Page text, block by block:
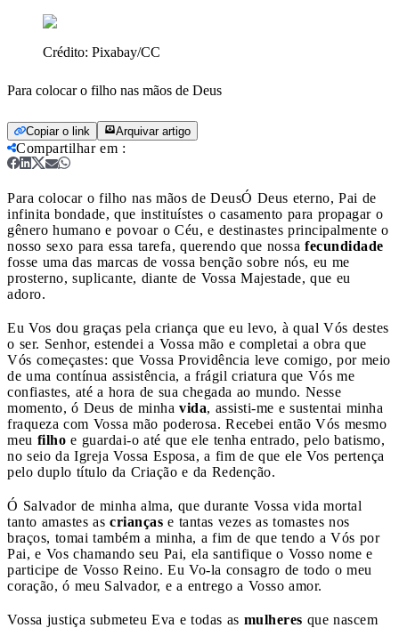
Crédito: Pixabay/CC
Para colocar o filho nas mãos de Deus
Copiar o link Arquivar artigo
Compartilhar em :
Para colocar o filho nas mãos de DeusÓ Deus eterno, Pai de
infinita bondade, que instituístes o casamento para propagar o
gênero humano e povoar o Céu, e destinastes principalmente o
nosso sexo para essa tarefa, querendo que nossa fecundidade
fosse uma das marcas de vossa benção sobre nós, eu me
prosterno, suplicante, diante de Vossa Majestade, que eu
adoro.
Eu Vos dou graças pela criança que eu levo, à qual Vós destes
o ser. Senhor, estendei a Vossa mão e completai a obra que
Vós começastes: que Vossa Providência leve comigo, por meio
de uma contínua assistência, a frágil criatura que Vós me
confiastes, até a hora de sua chegada ao mundo. Nesse
momento, ó Deus de minha vida, assisti-me e sustentai minha
fraqueza com Vossa mão poderosa. Recebei então Vós mesmo
meu filho e guardai-o até que ele tenha entrado, pelo batismo,
no seio da Igreja Vossa Esposa, a fim de que ele Vos pertença
pelo duplo título da Criação e da Redenção.
Ó Salvador de minha alma, que durante Vossa vida mortal
tanto amastes as crianças e tantas vezes as tomastes nos
braços, tomai também a minha, a fim de que tendo a Vós por
Pai, e Vos chamando seu Pai, ela santifique o Vosso nome e
participe de Vosso Reino. Eu Vo-la consagro de todo o meu
coração, ó meu Salvador, e a entrego a Vosso amor.
Vossa justiça submeteu Eva e todas as mulheres que nascem